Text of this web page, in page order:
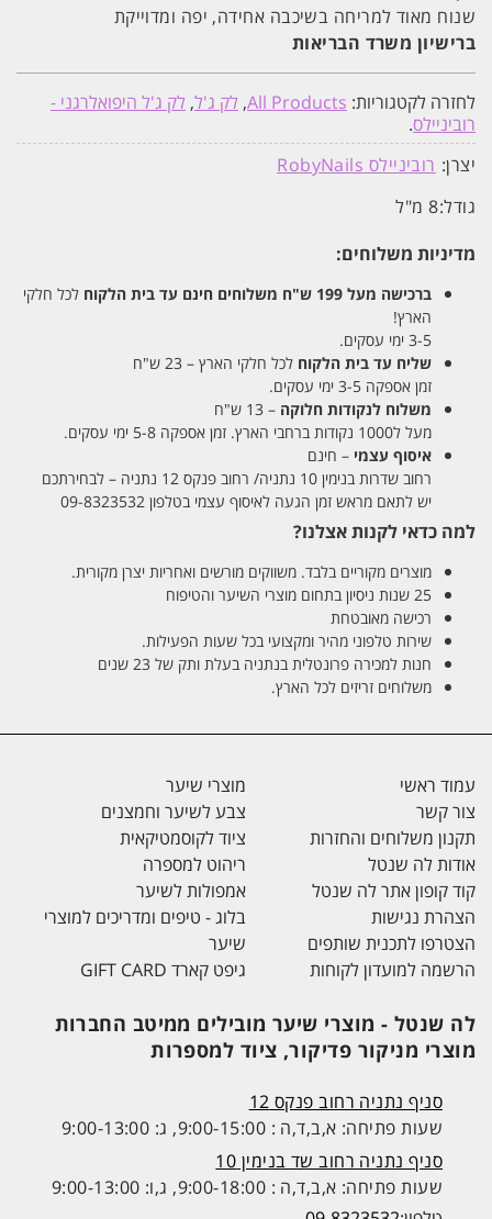
שנוח מאוד למריחה בשיכבה אחידה, יפה ומדוייקת
ברישיון משרד הבריאות
לחזרה לקטגוריות: All Products
, לק ג'ל, לק ג'ל היפואלרגני -
רוביניילס.
יצרן: רוביניילס RobyNails
גודל:8 מ"ל
מדיניות משלוחים:
ברכישה מעל 199 ש"ח משלוחים חינם עד בית הלקוח לכל חלקי
הארץ!
3-5 ימי עסקים.
שליח עד בית הלקוח לכל חלקי הארץ – 23 ש"ח
זמן אספקה 3-5 ימי עסקים.
משלוח לנקודות חלוקה – 13 ש"ח
מעל ל1000 נקודות ברחבי הארץ. זמן אספקה 5-8 ימי עסקים.
איסוף עצמי – חינם
רחוב שדרות בנימין 10 נתניה/ רחוב פנקס 12 נתניה – לבחירתכם
יש לתאם מראש זמן הגעה לאיסוף עצמי בטלפון 09-8323532
למה כדאי לקנות אצלנו?
מוצרים מקוריים בלבד. משווקים מורשים ואחריות יצרן מקורית.
25 שנות ניסיון בתחום מוצרי השיער והטיפוח
רכישה מאובטחת
שירות טלפוני מהיר ומקצועי בכל שעות הפעילות.
חנות למכירה פרונטלית בנתניה בעלת ותק של 23 שנים
משלוחים זריזים לכל הארץ.
עמוד ראשי
צור קשר
תקנון משלוחים והחזרות
אודות לה שנטל
קוד קופון אתר לה שנטל
הצהרת נגישות
הצטרפו לתכנית שותפים
הרשמה למועדון לקוחות
מוצרי שיער
צבע לשיער וחמצנים
ציוד לקוסמטיקאית
ריהוט למספרה
אמפולות לשיער
בלוג - טיפים ומדריכים למוצרי
שיער
גיפט קארד GIFT CARD
לה שנטל - מוצרי שיער מובילים ממיטב החברות
מוצרי מניקור פדיקור, ציוד למספרות
סניף נתניה רחוב פנקס 12
שעות פתיחה: א,ב,ד,ה : 9:00-15:00, ג: 9:00-13:00
סניף נתניה רחוב שד בנימין 10
שעות פתיחה: א,ב,ד,ה : 9:00-18:00, ג,ו: 9:00-13:00